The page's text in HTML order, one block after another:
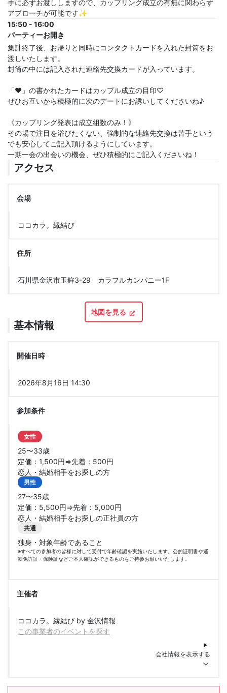
手に必ずお渡ししますので、カップリング成立の有無に関わらず
アプローチが可能です✨
15:50 - 16:00
パーティーお開き
集計終了後、お帰りと同時にコンタクトカードを入れた封筒をお
渡しいたします。
封筒の中には記入された連絡先交換カードが入っています。
「♥」の書かれたカードはカップル成立の目印♡
ぜひお互いから積極的に次のデートにお誘いしてくださいね♪
《カップリング発表は成立組数のみ！》
その場で注目を浴びたくない、強制的な連絡先交換は苦手という
でも安心してご記入頂けるようにしています。
一期一会の出会いの機会、ぜひ積極的にご記入くださいね！
アクセス
会場
ココカラ。縁結び
住所
石川県金沢市玉鉾3-29 カラフルカンパニー1F
地図を見る
基本情報
開催日時
2026年8月16日 14:30
参加条件
女性
25〜33歳
定価：1,500円⇒先着：500円
恋人・結婚相手をお探しの方
男性
27〜35歳
定価：5,500円⇒先着：5,000円
恋人・結婚相手をお探しの正社員の方
共通
独身・対象年齢であること
※すべての参加者の皆様に対して受付で年齢確認を実施いたします。公的証明書や運
転免許証・保険証などご本人確認ができるものをご持参お願いいたします。
主催者
ココカラ。縁結び by 金沢情報
この事業者のイベントを探す
会社情報を表示する